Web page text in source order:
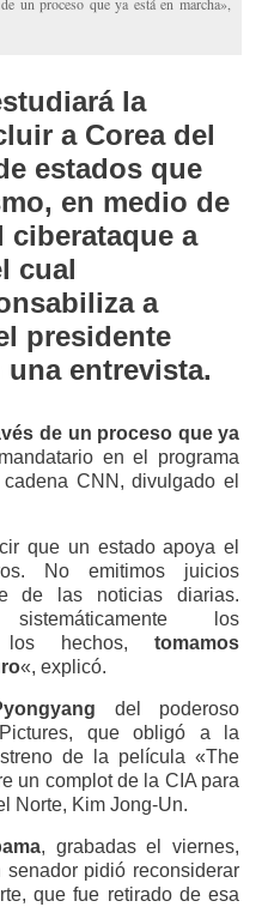
un proceso que ya está en marcha»,
la
a Corea del
estados que
en medio de
ciberataque a
cual
a
presidente
una entrevista.
de un proceso que ya
en el programa
CNN, divulgado el
que un estado apoya el
No emitimos juicios
de las noticias diarias.
los
los hechos, tomamos
«, explicó.
del poderoso
que obligó a la
de la película «The
un complot de la CIA para
Norte, Kim Jong-Un.
, grabadas el viernes,
pidió reconsiderar
que fue retirado de esa